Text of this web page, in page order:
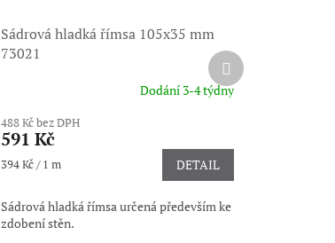
Sádrová hladká římsa 105x35 mm
73021
Dodání 3-4 týdny
488 Kč bez DPH
591 Kč
Měrná
394 Kč / 1 m DETAIL
Sádrová hladká římsa určená především ke
zdobení stěn.
Další
produkt